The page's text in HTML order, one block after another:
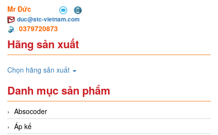
Mr Đức
duc@stc-vietnam.com
0379720873
Hãng sản xuất
Chọn hãng sản xuất
Danh mục sản phẩm
Absocoder
Áp kế